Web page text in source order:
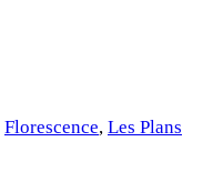
Florescence, Les Plans